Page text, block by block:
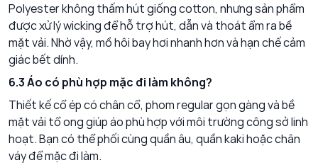
Polyester không thấm hút giống cotton, nhưng sản phẩm
được xử lý wicking để hỗ trợ hút, dẫn và thoát ẩm ra bề
mặt vải. Nhờ vậy, mồ hôi bay hơi nhanh hơn và hạn chế cảm
giác bết dính.
6.3 Áo có phù hợp mặc đi làm không?
Thiết kế cổ ép có chân cổ, phom regular gọn gàng và bề
mặt vải tổ ong giúp áo phù hợp với môi trường công sở linh
hoạt. Bạn có thể phối cùng quần âu, quần kaki hoặc chân
váy để mặc đi làm.